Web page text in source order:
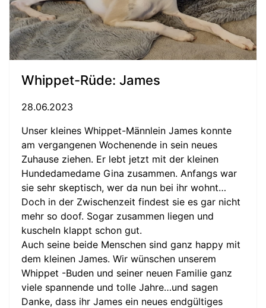
Whippet-Rüde: James
28.06.2023
Unser kleines Whippet-Männlein James konnte
am vergangenen Wochenende in sein neues
Zuhause ziehen. Er lebt jetzt mit der kleinen
Hundedamedame Gina zusammen. Anfangs war
sie sehr skeptisch, wer da nun bei ihr wohnt…
Doch in der Zwischenzeit findest sie es gar nicht
mehr so doof. Sogar zusammen liegen und
kuscheln klappt schon gut.
Auch seine beide Menschen sind ganz happy mit
dem kleinen James. Wir wünschen unserem
Whippet -Buden und seiner neuen Familie ganz
viele spannende und tolle Jahre…und sagen
Danke, dass ihr James ein neues endgültiges